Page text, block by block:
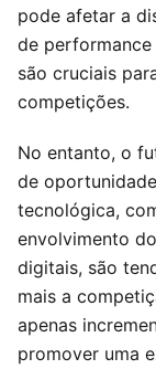
pode afetar a
de performance
são cruciais
competições.
No entanto, o
de
tecnológica,
envolvimento
digitais, são
mais a
apenas
promover uma